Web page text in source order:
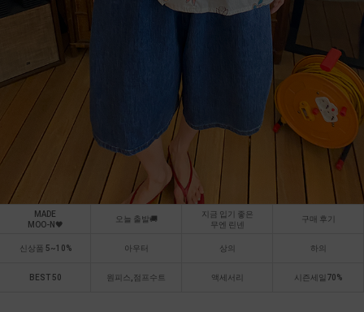
MADE
MOO-N🖤
오늘 출발🚚
지금 입기 좋은
무엔 린넨
구매 후기
신상품 5~10% 아우터 상의 하의
BEST 50 원피스,점프수트 액세서리 시즌세일70%